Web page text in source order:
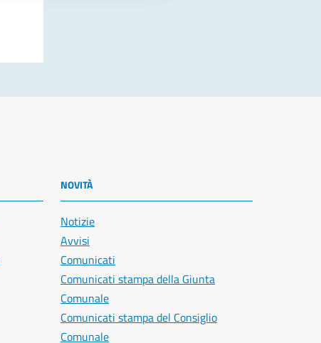
NOVITÀ
Notizie
Avvisi
Comunicati
Comunicati stampa della Giunta
Comunale
Comunicati stampa del Consiglio
Comunale